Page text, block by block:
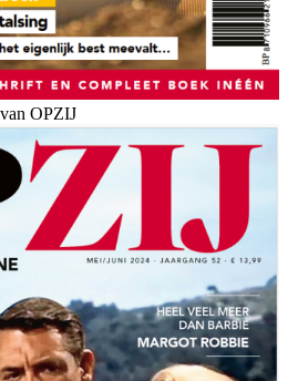
OPZIJ